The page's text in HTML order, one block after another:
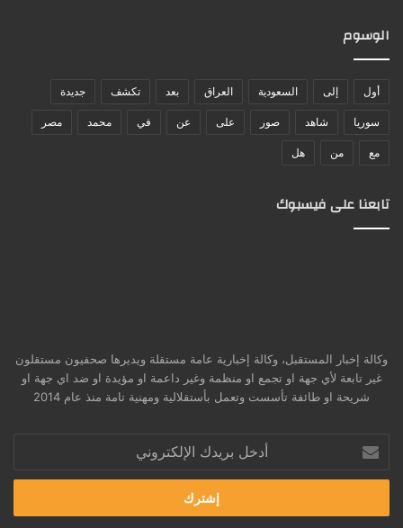
الوسوم
أول إلى السعودية العراق بعد تكشف جديدة
سوريا شاهد صور على عن في محمد مصر
مع من هل
تابعنا على فيسبوك
وكالة إخبار المستقبل، وكالة إخبارية عامة مستقلة ويديرها صحفيون مستقلون
غير تابعة لأي جهة او تجمع او منظمة وغير داعمة او مؤيدة او ضد اي جهة او
شريحة او طائفة تأسست وتعمل بأستقلالية ومهنية تامة منذ عام 2014
بريدك
الإلكتروني